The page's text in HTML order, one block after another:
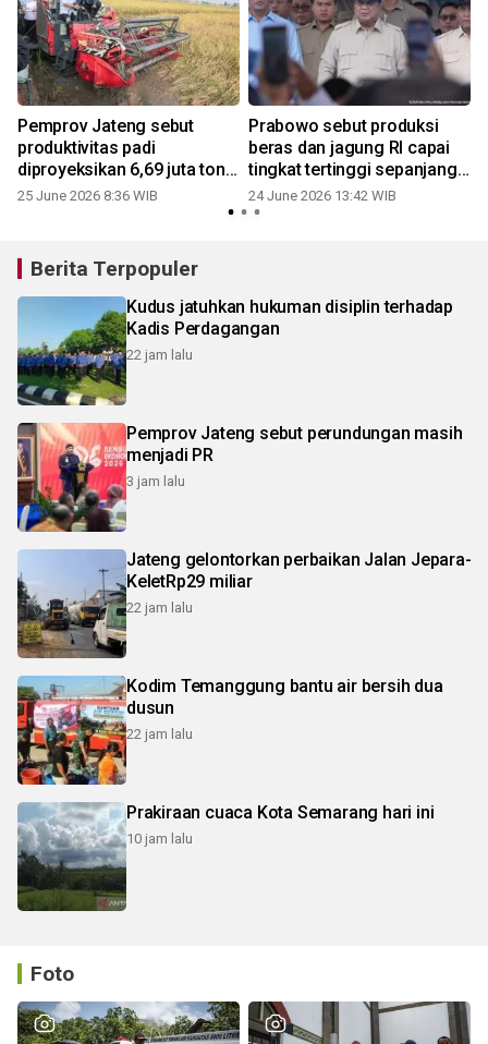
Pemprov Jateng sebut
produktivitas padi
diproyeksikan 6,69 juta ton
gabah kering
25 June 2026 8:36 WIB
Prabowo sebut produksi
beras dan jagung RI capai
tingkat tertinggi sepanjang
sejarah
24 June 2026 13:42 WIB
Berita Terpopuler
Kudus jatuhkan hukuman disiplin terhadap
Kadis Perdagangan
22 jam lalu
Pemprov Jateng sebut perundungan masih
menjadi PR
3 jam lalu
Jateng gelontorkan perbaikan Jalan Jepara-
KeletRp29 miliar
22 jam lalu
Kodim Temanggung bantu air bersih dua
dusun
22 jam lalu
Prakiraan cuaca Kota Semarang hari ini
10 jam lalu
Foto